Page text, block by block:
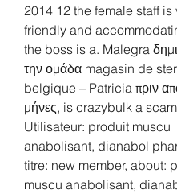
2014 12 the female staff is
friendly and
the boss is a. Malegra
την ομάδα magasin de
belgique – Patricia πριν
μήνες, is crazybulk a
Utilisateur: produit muscu
anabolisant, dianabol
titre: new member, about:
muscu anabolisant,